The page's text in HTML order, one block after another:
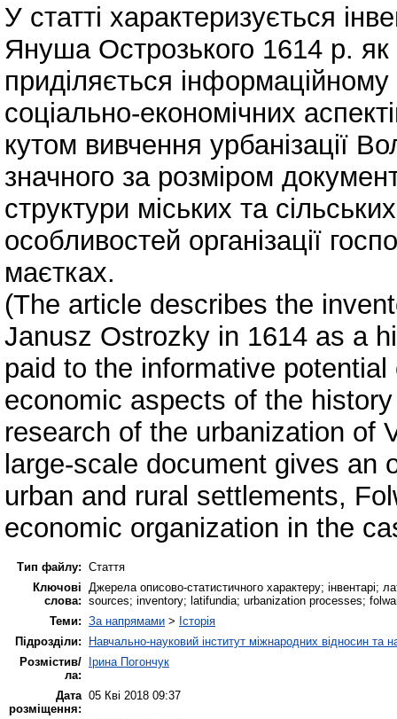
У статті характеризується
Януша Острозького 1614 р.
приділяється
соціально-економічних
кутом вивчення урбанізації
значного за розміром
структури міських та
особливостей організації
маєтках.
(The article describes the
Janusz Ostrozky in 1614 as a
paid to the informative
economic aspects of the
research of the urbanization of
large-scale document gives
urban and rural settlements,
economic organization in the
Тип файлу: Стаття
Ключові
слова:
Джерела описово-статистичного характеру; інвентарі;
sources; inventory; latifundia; urbanization processes;
Теми: За напрямами > Історія
Підрозділи:
Навчально-науковий інститут міжнародних відносин та
Розмістив/
ла:
Ірина Погончук
Дата
розміщення:
05 Кві 2018 09:37